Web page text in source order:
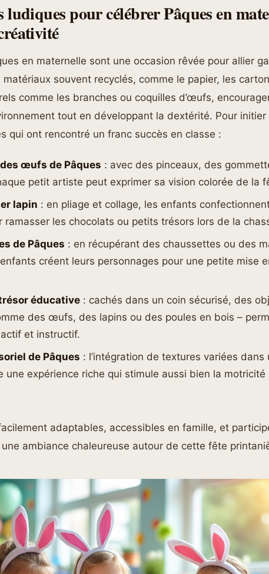
ludiques pour célébrer Pâques en
en maternelle sont une occasion rêvée pour allier
souvent recyclés, comme le papier, les
comme les branches ou coquilles d’œufs,
tout en développant la dextérité. Pour
qui ont rencontré un franc succès en classe :
œufs de Pâques : avec des pinceaux, des
petit artiste peut exprimer sa vision colorée de la
lapin : en pliage et collage, les enfants
ramasser les chocolats ou petits trésors lors de la
de Pâques : en récupérant des chaussettes ou des
créent leurs personnages pour une petite mise
éducative : cachés dans un coin sécurisé, des
des œufs, des lapins ou des poules en bois –
et instructif.
de Pâques : l’intégration de textures variées dans
une expérience riche qui stimule aussi bien la motricité
adaptables, accessibles en famille, et
ambiance chaleureuse autour de cette fête